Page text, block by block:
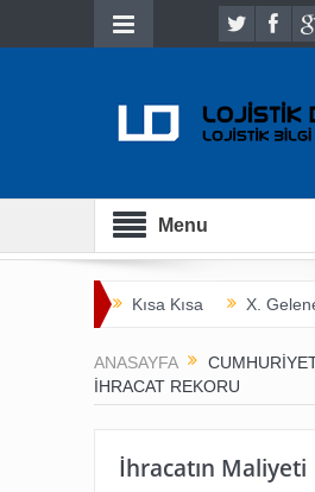
Menu
Kısa Kısa X.
İnsan Hayatını Kurtarmak
ANASAYFA
IHRACAT REKORU
İhracatın Maliyeti